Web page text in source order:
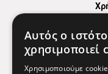
Αυτός ο
χρησιμοποιεί
Χρησιμοποιούμε